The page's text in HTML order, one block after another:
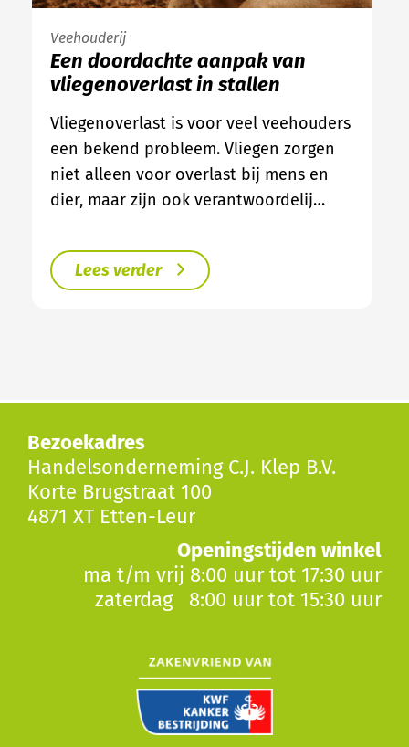
Veehouderij
Een doordachte aanpak van
vliegenoverlast in stallen
Vliegenoverlast is voor veel veehouders
een bekend probleem. Vliegen zorgen
niet alleen voor overlast bij mens en
dier, maar zijn ook verantwoordelij…
Lees verder
Bezoekadres
Handelsonderneming C.J. Klep B.V.
Korte Brugstraat 100
4871 XT Etten-Leur
Openingstijden winkel
ma t/m vrij 8:00 uur tot 17:30 uur
zaterdag 8:00 uur tot 15:30 uur